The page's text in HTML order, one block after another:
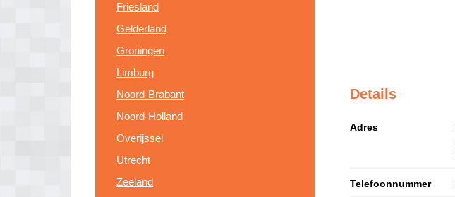
Friesland
Gelderland
Groningen
Limburg
Noord-Brabant
Noord-Holland
Overijssel
Utrecht
Zeeland
Details
Adres
Telefoonnummer